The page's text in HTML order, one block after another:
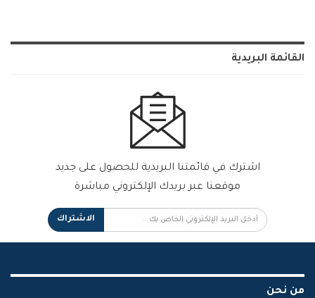
القائمة البريدية
اشترك في قائمتنا البريدية للحصول على جديد
موقعنا عبر بريدك الإلكتروني مباشرة
الاشتراك
من نحن